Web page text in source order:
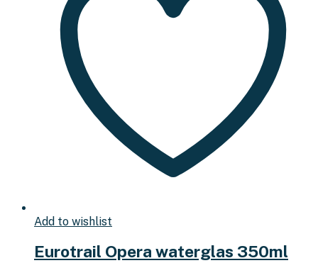
Add to wishlist
Eurotrail Opera waterglas 350ml